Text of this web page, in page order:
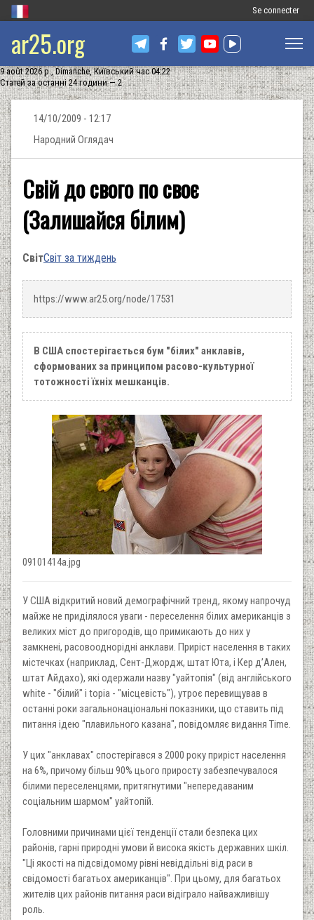
Меню
користувача
Se connecter
ar25.org
9 août 2026 р., Dimanche, Київський час 04:22
Статей за останні 24 години — 2
14/10/2009 - 12:17
Народний Оглядач
Свій до свого по своє
(Залишайся білим)
СвітСвіт за тиждень
https://www.ar25.org/node/17531
В США спостерігається бум "білих" анклавів,
сформованих за принципом расово-культурної
тотожності їхніх мешканців.
09101414a.jpg
У США відкритий новий демографічний тренд, якому напрочуд
майже не приділялося уваги - переселення білих американців з
великих міст до пригородів, що примикають до них у
замкнені, расовооднорідні анклави. Приріст населення в таких
містечках (наприклад, Сент-Джордж, штат Юта, і Кер д’Ален,
штат Айдахо), які одержали назву "уайтопія" (від англійського
white - "білий" і topia - "місцевість"), утроє перевищував в
останні роки загальнонаціональні показники, що ставить під
питання ідею "плавильного казана", повідомляє видання Timе.
У цих "анклавах" спостерігався з 2000 року приріст населення
на 6%, причому більш 90% цього приросту забезпечувалося
білими переселенцями, притягнутими "непередаваним
соціальним шармом" уайтопій.
Головними причинами цієї тенденції стали безпека цих
районів, гарні природні умови й висока якість державних шкіл.
"Ці якості на підсвідомому рівні невіддільні від раси в
свідомості багатьох американців". При цьому, для багатьох
жителів цих районів питання раси відіграло найважливішу
роль.